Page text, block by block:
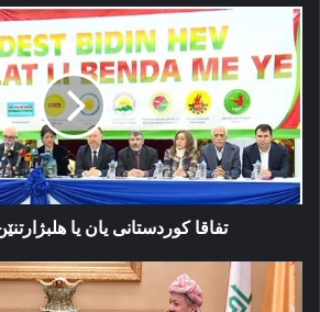
تفاقا
کوردستانی
یان
یا
ھلبژارتنێن
ھەرێمی
؟
تفاقا کوردستانی یان یا
پشتی
جڤینا